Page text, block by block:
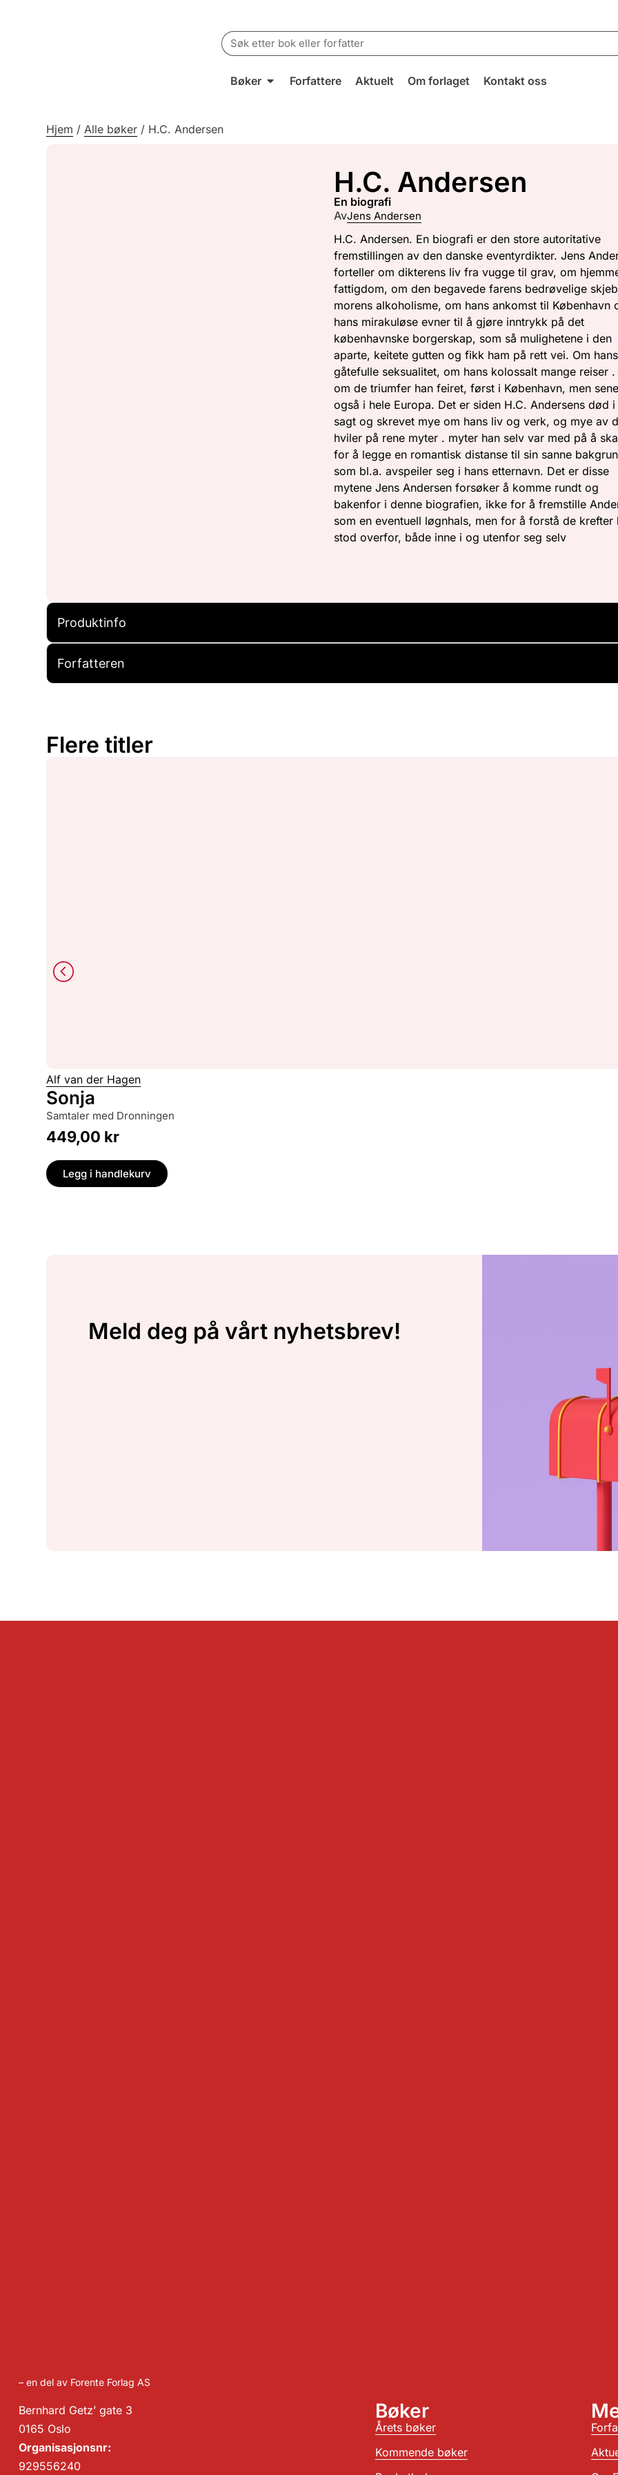
Search
for:
Bøker Forfattere Aktuelt Om forlaget Kontakt oss
Hjem /Alle bøker / H.C. Andersen
H.C. Andersen
en biografi
AvJens Andersen
H.C. Andersen. En biografi er den store autoritative
fremstillingen av den danske eventyrdikter. Jens
forteller om dikterens liv fra vugge til grav, om
fattigdom, om den begavede farens bedrøvelige
morens alkoholisme, om hans ankomst til København
hans mirakuløse evner til å gjøre inntrykk på det
københavnske borgerskap, som så mulighetene i den
aparte, keitete gutten og fikk ham på rett vei. Om hans
gåtefulle seksualitet, om hans kolossalt mange reiser .
om de triumfer han feiret, først i København, men
også i hele Europa. Det er siden H.C. Andersens død i
sagt og skrevet mye om hans liv og verk, og mye av
hviler på rene myter . myter han selv var med på å
for å legge en romantisk distanse til sin sanne
som bl.a. avspeiler seg i hans etternavn. Det er disse
mytene Jens Andersen forsøker å komme rundt og
bakenfor i denne biografien, ikke for å fremstille
som en eventuell løgnhals, men for å forstå de krefter
stod overfor, både inne i og utenfor seg selv
Produktinfo
Forfatteren
Flere titler
Alf van der Hagen
Sonja
samtaler med Dronningen
449,00 kr
Legg i handlekurv
Meld deg på vårt nyhetsbrev!
– en del av Forente Forlag AS
Bernhard Getz’ gate 3
0165 Oslo
Organisasjonsnr:
929556240
Bøker
Årets bøker
Kommende bøker